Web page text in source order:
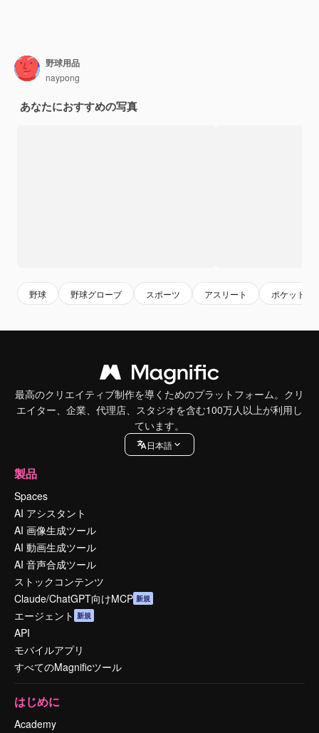
野球用品
naypong
あなたにおすすめの写真
野球 野球グローブ スポーツ アスリート ポケット
最高のクリエイティブ制作を導くためのプラットフォーム。クリ
エイター、企業、代理店、スタジオを含む100万人以上が利用し
ています。
日本語
製品
Spaces
AI アシスタント
AI 画像生成ツール
AI 動画生成ツール
AI 音声合成ツール
ストックコンテンツ
Claude/ChatGPT向けMCP 新規
エージェント 新規
API
モバイルアプリ
すべてのMagnificツール
はじめに
Academy